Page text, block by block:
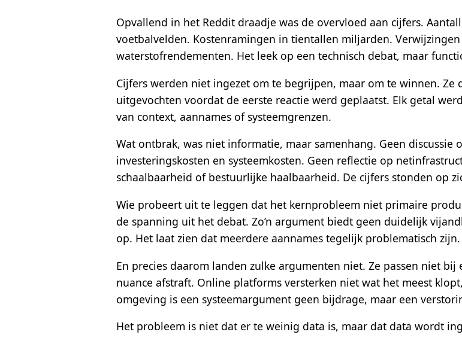
Opvallend in het Reddit draadje was de overvloed aan cijfers.
voetbalvelden. Kostenramingen in tientallen miljarden.
waterstofrendementen. Het leek op een technisch debat, maar
Cijfers werden niet ingezet om te begrijpen, maar om te winnen.
uitgevochten voordat de eerste reactie werd geplaatst. Elk getal
van context, aannames of systeemgrenzen.
Wat ontbrak, was niet informatie, maar samenhang. Geen discussie
investeringskosten en systeemkosten. Geen reflectie op
schaalbaarheid of bestuurlijke haalbaarheid. De cijfers stonden op
Wie probeert uit te leggen dat het kernprobleem niet primaire
de spanning uit het debat. Zo’n argument biedt geen duidelijk
op. Het laat zien dat meerdere aannames tegelijk problematisch zijn.
En precies daarom landen zulke argumenten niet. Ze passen niet
nuance afstraft. Online platforms versterken niet wat het meest
omgeving is een systeemargument geen bijdrage, maar een
Het probleem is niet dat er te weinig data is, maar dat data wordt